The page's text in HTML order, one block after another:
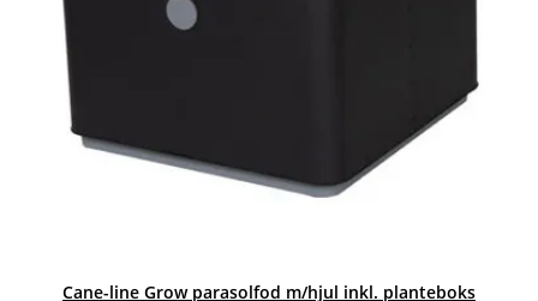
Cane-line Grow parasolfod m/hjul inkl. planteboks